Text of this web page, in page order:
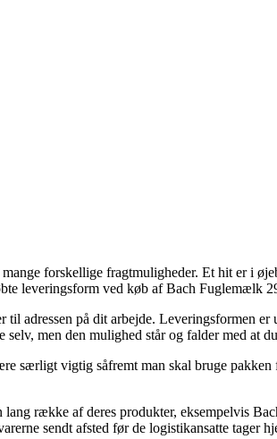
forskellige fragtmuligheder. Et hit er i
leveringsform ved køb af Bach Fuglemælk
adressen på dit arbejde. Leveringsformen
men den mulighed står og falder med at
særligt vigtig såfremt man skal bruge
række af deres produkter, eksempelvis
sendt afsted før de logistikansatte tager